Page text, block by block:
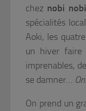
chez nobi
spécialités
Aoki, les
un hiver faire
imprenables,
se damner…
On prend un